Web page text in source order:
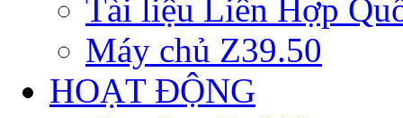
Tài liệu Liên Hợp
Máy chủ Z39.50
HOẠT ĐỘNG